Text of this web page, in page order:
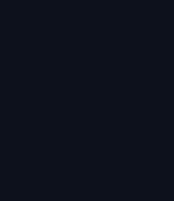
Jagiellońska: